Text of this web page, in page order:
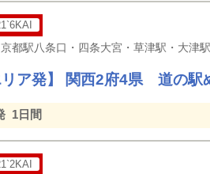
リア発】 関西2府4県 道の
1日間